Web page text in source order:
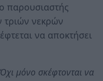
παρουσιαστής
τριών νεκρών
να αποκτήσει
μόνο σκέφτονται να